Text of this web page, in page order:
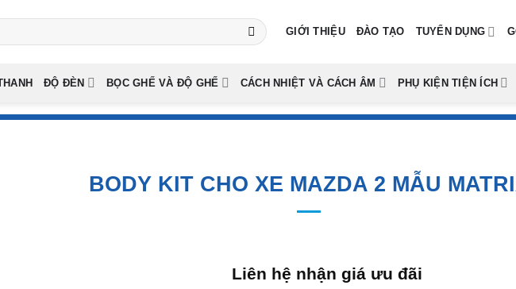
GIỚI THIỆU ĐÀO TẠO TUYỂN DỤNG
ĐỘ ĐÈN BỌC GHẾ VÀ ĐỘ GHẾ CÁCH NHIỆT VÀ CÁCH ÂM PHỤ KIỆN TIỆN ÍCH
BODY KIT CHO XE MAZDA 2 MẪU
Liên hệ nhận giá ưu đãi